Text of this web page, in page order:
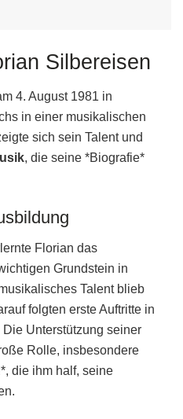
Silbereisen
4. August 1981 in
in einer musikalischen
sich sein Talent und
, die seine *Biografie*
Florian das
Grundstein in
Talent blieb
folgten erste Auftritte in
Unterstützung seiner
Rolle, insbesondere
die ihm half, seine